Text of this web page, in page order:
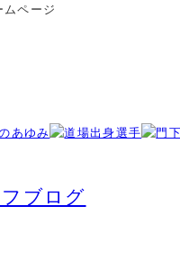
ページ
ブログ